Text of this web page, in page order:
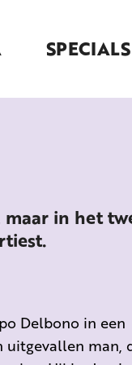
SPECIALS
in het
Delbono in een
man,